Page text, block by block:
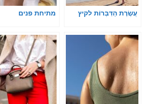
עֲשֶׂרֶת הַדִּבְּרוֹת לקיץ מתיחת פנים